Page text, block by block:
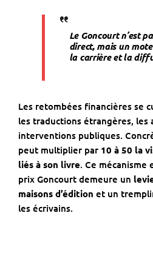
Le Goncourt n’est
direct, mais un
la carrière et la
Les retombées financières se
les traductions étrangères, les
interventions publiques.
peut multiplier par 10 à 50 la
liés à son livre. Ce
prix Goncourt demeure un
maisons d’édition et un
les écrivains.